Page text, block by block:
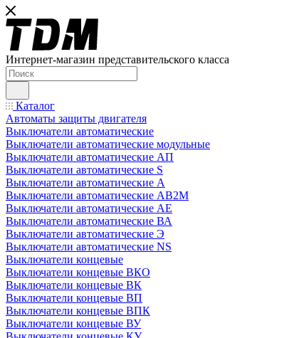
Интернет-магазин представительского класса
Каталог
Автоматы защиты двигателя
Выключатели автоматические
Выключатели автоматические модульные
Выключатели автоматические АП
Выключатели автоматические S
Выключатели автоматические А
Выключатели автоматические АВ2М
Выключатели автоматические АЕ
Выключатели автоматические ВА
Выключатели автоматические Э
Выключатели автоматические NS
Выключатели концевые
Выключатели концевые ВКО
Выключатели концевые ВК
Выключатели концевые ВП
Выключатели концевые ВПК
Выключатели концевые ВУ